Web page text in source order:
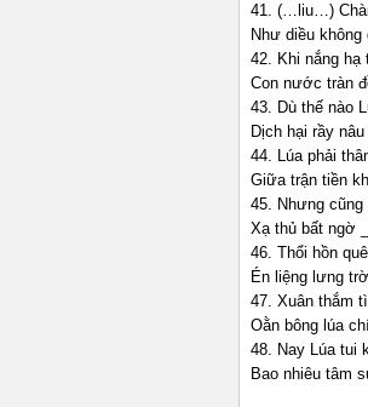
41. (…liu…)
Như diều
42. Khi nắng hạ
Con nước tràn
43. Dù thế nào
Dịch hại rầy
44. Lúa phải
Giữa trận tiền
45. Nhưng
Xạ thủ bất ngờ
46. Thổi hồn
Én liệng lưng
47. Xuân thắm
Oằn bông lúa
48. Nay Lúa tui
Bao nhiêu tâm